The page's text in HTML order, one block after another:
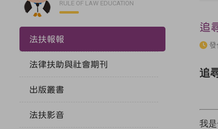
RULE OF LAW EDUCATION
法扶報報
法律扶助與社會期刊
出版叢書
法扶影音
追
追
我